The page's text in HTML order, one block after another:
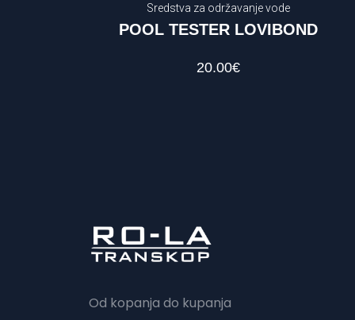
Sredstva za održavanje vode
POOL TESTER LOVIBOND
20.00€
Od kopanja do kupanja